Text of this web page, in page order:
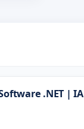
.NET | IA